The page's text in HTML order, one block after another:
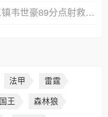
蓉城5连平！蓉城1-1三镇韦世豪89分点射救主费利佩造点李昂破门
法甲 雷霆
国王 森林狼